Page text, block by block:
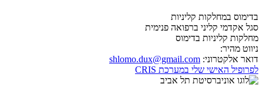
בדימוס במחלקות קליניות
סגל אקדמי קליני ברפואה פנימית
מחלקות קליניות בדימוס
ניווט מהיר:
דואר אלקטרוני: shlomo.dux@gmail.com
לפרופיל האישי שלי במערכת CRIS